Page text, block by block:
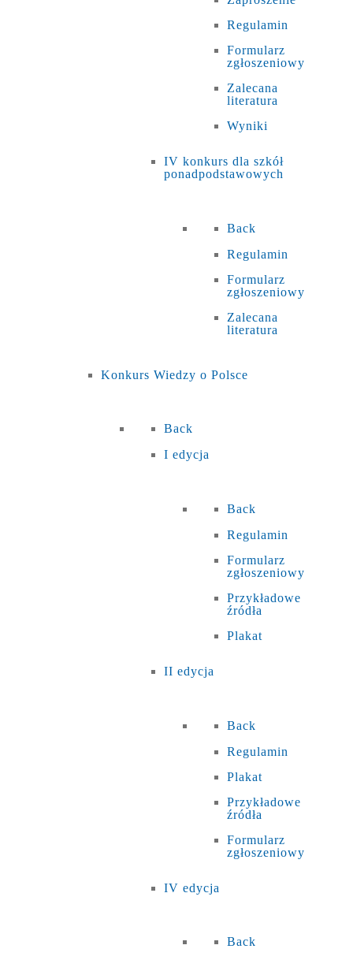
Regulamin
Formularz
zgłoszeniowy
Zalecana
literatura
Wyniki
IV konkurs dla szkół
ponadpodstawowych
Back
Regulamin
Formularz
zgłoszeniowy
Zalecana
literatura
Konkurs Wiedzy o Polsce
Back
I edycja
Back
Regulamin
Formularz
zgłoszeniowy
Przykładowe
źródła
Plakat
II edycja
Back
Regulamin
Plakat
Przykładowe
źródła
Formularz
zgłoszeniowy
IV edycja
Back